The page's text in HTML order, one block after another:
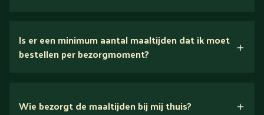
Is er een minimum aantal maaltijden dat ik moet
bestellen per bezorgmoment?
Wie bezorgt de maaltijden bij mij thuis?